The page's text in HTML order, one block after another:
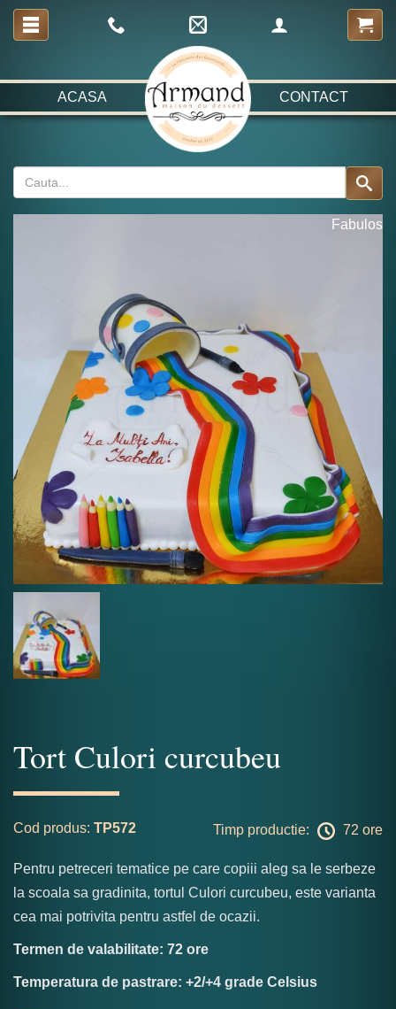
ACASA CONTACT
Fabulos
Tort Culori curcubeu
Cod produs: TP572 Timp productie: 72 ore
Pentru petreceri tematice pe care copiii aleg sa le serbeze
la scoala sa gradinita, tortul Culori curcubeu, este varianta
cea mai potrivita pentru astfel de ocazii.
Termen de valabilitate: 72 ore
Temperatura de pastrare: +2/+4 grade Celsius